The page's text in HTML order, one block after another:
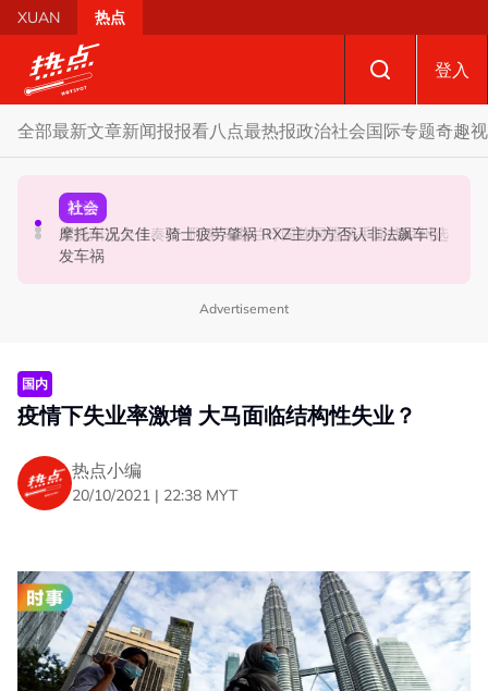
Skip to main content
XUAN 热点
登入
全部最新文章新闻报报看八点最热报政治社会国际专题奇趣
财经
SST成华商远离希盟因素？ 阿末马斯兰：华裔商家更倾向
GST机制
社会
摩托车况欠佳、骑士疲劳肇祸 RXZ主办方否认非法飙车引
发车祸
政治
柔森州选合作奏效 阿末马斯兰吁国阵国盟携手迎战甲州选
Advertisement
国内
疫情下失业率激增 大马面临结构性失业？
热点小编
20/10/2021 | 22:38 MYT